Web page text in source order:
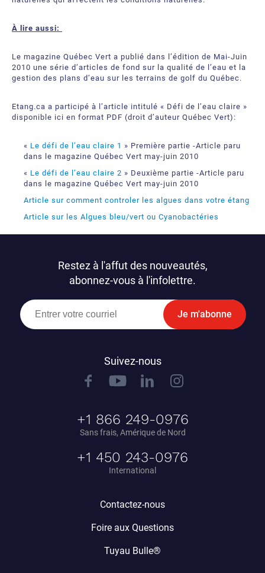
À lire aussi:
Le magazine Québec Vert a publié dans l’édition de Mai-Juin
2010 une série d’articles de fond sur la qualité de l’eau et la
gestion des plans d’eau sur les terrains de golf du Québec.
Etang.ca a participé à l’article intitulé « Défi de l’eau claire »
disponible ici en format PDF (droit d’auteur Québec Vert):
« Le défi de l’eau claire 1 » Première partie -Article paru
dans le magazine Québec Vert may-juin 2010
« Le défi de l’eau claire 2 » Deuxième partie -Article paru
dans le magazine Québec Vert may-juin 2010
Article sur comment controler les algues dans votre étang
Article sur les Algues bleu/vert ou Cyanobactéries
Restez à l'affut des nouveautés,
abonnez-vous à l'infolettre.
Je m'abonne
Suivez-nous
+1 866 249-0976
Sans frais, Amérique de Nord
+1 450 243-0976
International
Contactez-nous
Foire aux Questions
Tuyau Bulle®